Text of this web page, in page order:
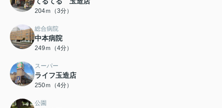
204ｍ（3分）
総合病院
中本病院
249ｍ（4分）
スーパー
ライフ玉造店
250ｍ（4分）
公園